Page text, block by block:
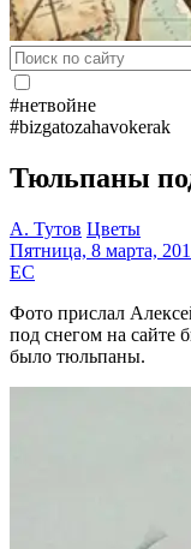
#нетвойне
#bizgatozahavokerak
Тюльпаны
А. Тутов Цветы
Пятница, 8 марта,
EC
Фото прислал
под снегом на сайте
было тюльпаны.